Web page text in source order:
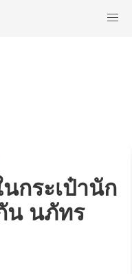
กระเป๋านัก
น นภัทร